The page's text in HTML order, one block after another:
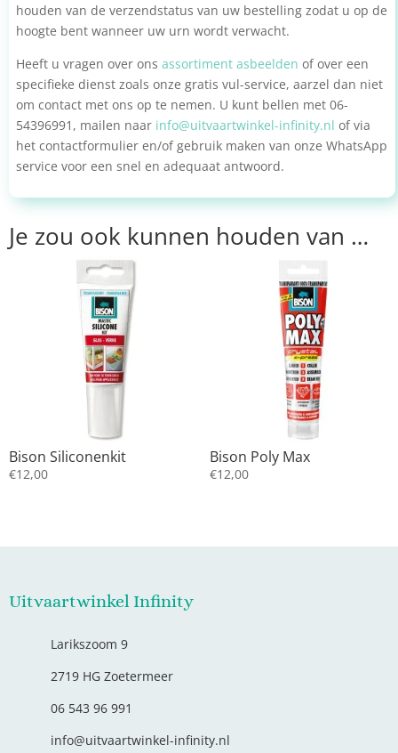
houden van de verzendstatus van uw bestelling zodat u op de
hoogte bent wanneer uw urn wordt verwacht.
Heeft u vragen over ons assortiment asbeelden of over een
specifieke dienst zoals onze gratis vul-service, aarzel dan niet
om contact met ons op te nemen. U kunt bellen met 06-
54396991, mailen naar info@uitvaartwinkel-infinity.nl of via
het contactformulier en/of gebruik maken van onze WhatsApp
service voor een snel en adequaat antwoord.
Je zou ook kunnen houden van …
Bison Siliconenkit
€12,00
Bison Poly Max
€12,00
Uitvaartwinkel Infinity
Larikszoom 9
2719 HG Zoetermeer
06 543 96 991
info@uitvaartwinkel-infinity.nl